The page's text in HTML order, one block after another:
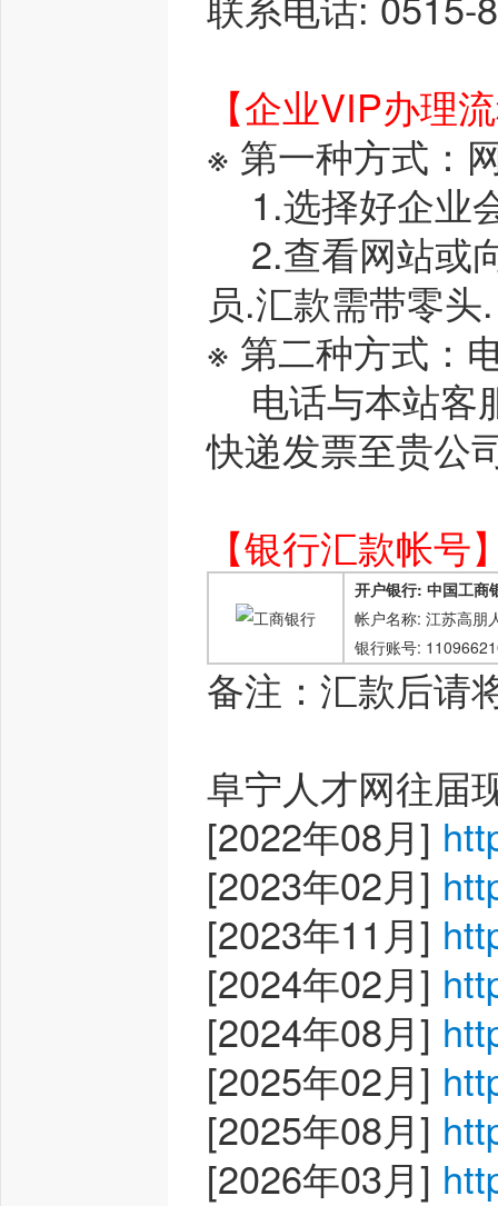
【企业VIP办理
※ 第一种方式：
1.选择好企业
2.查看网站或
员.汇款需带零头.
※ 第二种方式：
电话与本站客
快递发票至贵公
【银行汇款帐号
开户银行: 中国工商
帐户名称: 江苏高朋
银行账号:
备注：汇款后请
阜宁人才网往届
[2022年08月]
[2023年02月]
[2023年11月]
[2024年02月]
[2024年08月]
[2025年02月]
[2025年08月]
[2026年03月]